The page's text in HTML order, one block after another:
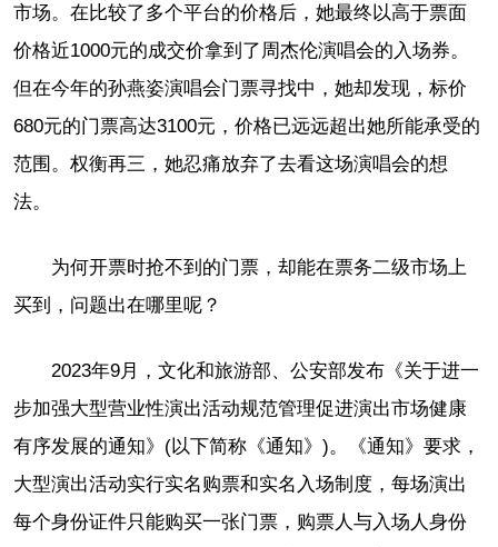
市场。在比较了多个平台的价格后，她最终以高于票面
价格近1000元的成交价拿到了周杰伦演唱会的入场券。
但在今年的孙燕姿演唱会门票寻找中，她却发现，标价
680元的门票高达3100元，价格已远远超出她所能承受的
范围。权衡再三，她忍痛放弃了去看这场演唱会的想
法。
为何开票时抢不到的门票，却能在票务二级市场上
买到，问题出在哪里呢？
2023年9月，文化和旅游部、公安部发布《关于进一
步加强大型营业性演出活动规范管理促进演出市场健康
有序发展的通知》(以下简称《通知》)。《通知》要求，
大型演出活动实行实名购票和实名入场制度，每场演出
每个身份证件只能购买一张门票，购票人与入场人身份